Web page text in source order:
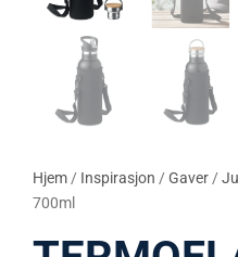
Hjem / Inspirasjon /Gaver /
700ml